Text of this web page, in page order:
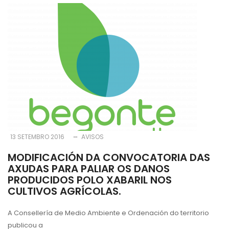
13 SETEMBRO 2016 AVISOS
MODIFICACIÓN DA CONVOCATORIA DAS
AXUDAS PARA PALIAR OS DANOS
PRODUCIDOS POLO XABARIL NOS
CULTIVOS AGRÍCOLAS.
A Consellería de Medio Ambiente e Ordenación do territorio
publicou a